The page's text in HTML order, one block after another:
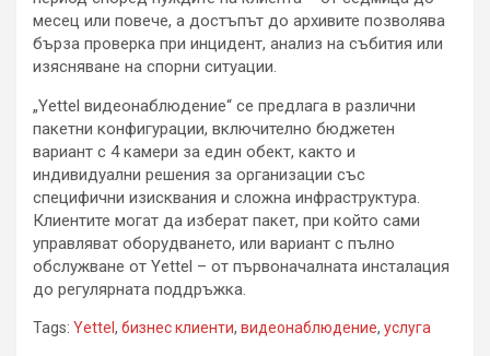
месец или повече, а достъпът до архивите позволява
бърза проверка при инцидент, анализ на събития или
изясняване на спорни ситуации.
„Yettel видеонаблюдение“ се предлага в различни
пакетни конфигурации, включително бюджетен
вариант с 4 камери за един обект, както и
индивидуални решения за организации със
специфични изисквания и сложна инфраструктура.
Клиентите могат да изберат пакет, при който сами
управляват оборудването, или вариант с пълно
обслужване от Yettel – от първоначалната инсталация
до регулярната поддръжка.
Tags: Yettel , бизнес клиенти, видеонаблюдение, услуга